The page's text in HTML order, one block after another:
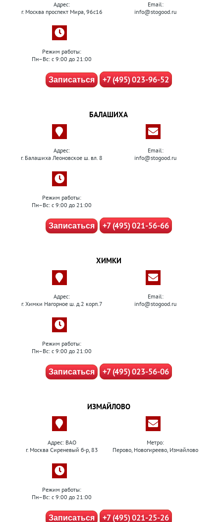
Адрес:
г. Москва проспект Мира, 96с16
Email:
info@stogood.ru
Режим работы:
Пн–Вс: с 9:00 до 21:00
Записаться +7 (495) 023-96-52
БАЛАШИХА
Адрес:
г. Балашиха Леоновское ш. вл. 8
Email:
info@stogood.ru
Режим работы:
Пн–Вс: с 9:00 до 21:00
Записаться +7 (495) 021-56-66
ХИМКИ
Адрес:
г. Химки Нагорное ш. д.2 корп.7
Email:
info@stogood.ru
Режим работы:
Пн–Вс: с 9:00 до 21:00
Записаться +7 (495) 023-56-06
ИЗМАЙЛОВО
Адрес: ВАО
г. Москва Сиреневый б-р, 83
Метро:
Перово, Новогиреево, Измайлово
Режим работы:
Пн–Вс: с 9:00 до 21:00
Записаться +7 (495) 021-25-26